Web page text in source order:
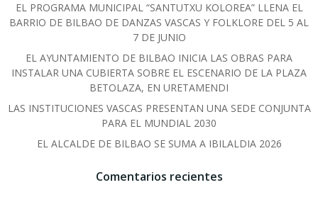
EL PROGRAMA MUNICIPAL “SANTUTXU KOLOREA” LLENA EL
BARRIO DE BILBAO DE DANZAS VASCAS Y FOLKLORE DEL 5 AL
7 DE JUNIO
EL AYUNTAMIENTO DE BILBAO INICIA LAS OBRAS PARA
INSTALAR UNA CUBIERTA SOBRE EL ESCENARIO DE LA PLAZA
BETOLAZA, EN URETAMENDI
LAS INSTITUCIONES VASCAS PRESENTAN UNA SEDE CONJUNTA
PARA EL MUNDIAL 2030
EL ALCALDE DE BILBAO SE SUMA A IBILALDIA 2026
Comentarios recientes